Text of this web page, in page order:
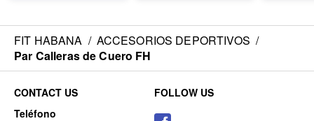
FIT HABANA / ACCESORIOS DEPORTIVOS /
Par Calleras de Cuero FH
CONTACT US
Teléfono
FOLLOW US